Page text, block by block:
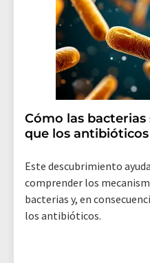
revoke@lumitos.com .
electrónico se incluye un
suscripción al boletín
Cómo las bacterias
que los
Este descubrimiento
comprender los
bacterias y, en
los antibióticos.